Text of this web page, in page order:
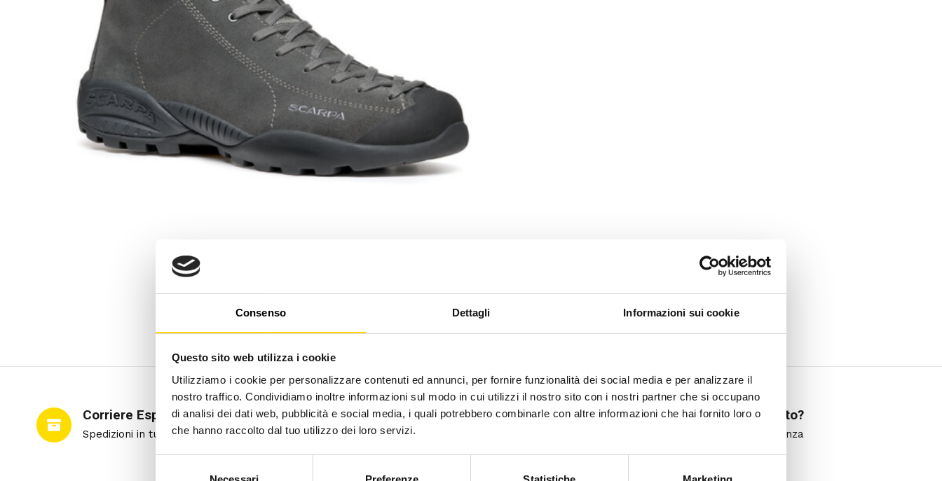
Consenso Dettagli Informazioni sui cookie
Questo sito web utilizza i cookie
Utilizziamo i cookie per personalizzare contenuti ed annunci, per fornire funzionalità dei social media e per analizzare il
nostro traffico. Condividiamo inoltre informazioni sul modo in cui utilizzi il nostro sito con i nostri partner che si occupano
di analisi dei dati web, pubblicità e social media, i quali potrebbero combinarle con altre informazioni che hai fornito loro o
che hanno raccolto dal tuo utilizzo dei loro servizi.
Corriere Espresso
Spedizioni in tutto il mondo
Pagamenti Sicuri
Con Carta di Credito e PayPal
Hai bisogno di aiuto?
Clicca qui per assistenza